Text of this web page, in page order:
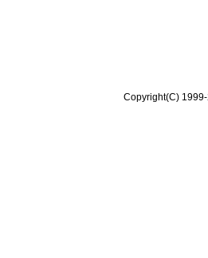
Copyright(C)